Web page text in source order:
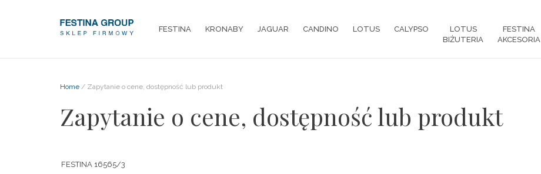
FESTINA KRONABY JAGUAR CANDINO LOTUS CALYPSO
LOTUS
BIŻUTERIA
FESTINA
AKCESORIA
Home / Zapytanie o cene, dostępność lub produkt
Zapytanie o cene, dostępność lub produkt